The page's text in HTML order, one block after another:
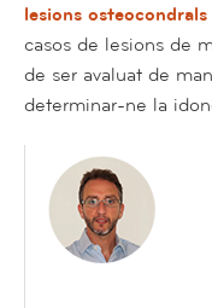
lesions
casos de lesions de
de ser avaluat de
determinar-ne la